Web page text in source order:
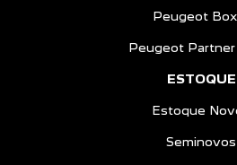
Peugeot
Peugeot Partner
ESTOQUE
Estoque
Seminovos